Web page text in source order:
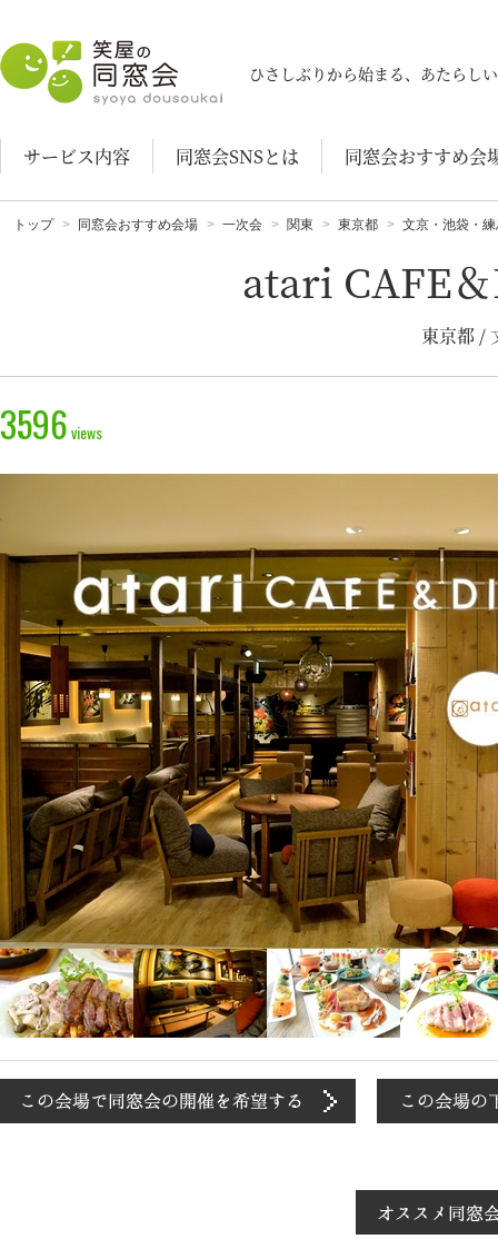
笑屋の同窓会
ひさしぶりから始まる、あたらし
サービス内容 同窓会SNSとは 同窓会おすすめ会
トップ 同窓会おすすめ会場 一次会 関東 東京都 文京・池袋・
atari CAFE
東京都 /
3596views